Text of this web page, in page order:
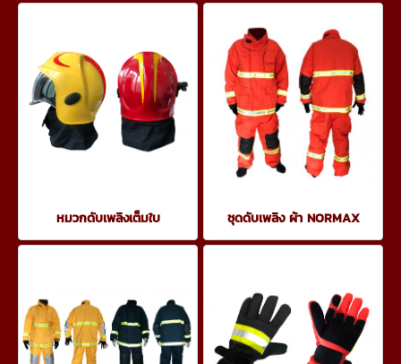
หมวกดับเพลิงเต็มใบ ชุดดับเพลิง ผ้า NORMAX